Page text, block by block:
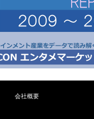
会社概要